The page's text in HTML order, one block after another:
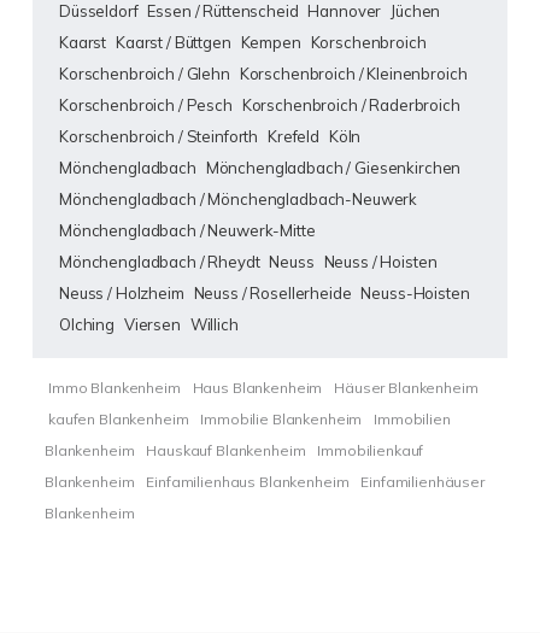
Düsseldorf Essen / Rüttenscheid Hannover Jüchen
Kaarst Kaarst / Büttgen Kempen Korschenbroich
Korschenbroich / Glehn Korschenbroich / Kleinenbroich
Korschenbroich / Pesch Korschenbroich / Raderbroich
Korschenbroich / Steinforth Krefeld Köln
Mönchengladbach Mönchengladbach / Giesenkirchen
Mönchengladbach / Mönchengladbach-Neuwerk
Mönchengladbach / Neuwerk-Mitte
Mönchengladbach / Rheydt Neuss Neuss / Hoisten
Neuss / Holzheim Neuss / Rosellerheide Neuss-Hoisten
Olching Viersen Willich
Immo Blankenheim Haus Blankenheim
Häuser Blankenheim
kaufen Blankenheim
Immobilie Blankenheim
Immobilien
Blankenheim
Hauskauf Blankenheim
Immobilienkauf
Blankenheim
Einfamilienhaus Blankenheim
Einfamilienhäuser
Blankenheim